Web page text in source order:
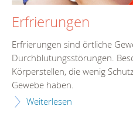
Erfrierungen
Erfrierungen sind örtliche
Durchblutungsstörungen.
Körperstellen, die wenig
Gewebe haben.
Weiterlesen